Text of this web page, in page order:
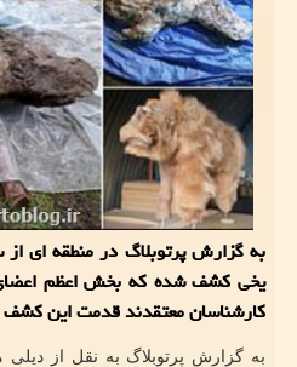
به گزارش پرتوبلاگ در منطقه ای
یخی کشف شده که بخش اعظم
کارشناسان معتقدند قدمت این کشف ۳۴ هزار ساله است.
به گزارش پرتوبلاگ به نقل از